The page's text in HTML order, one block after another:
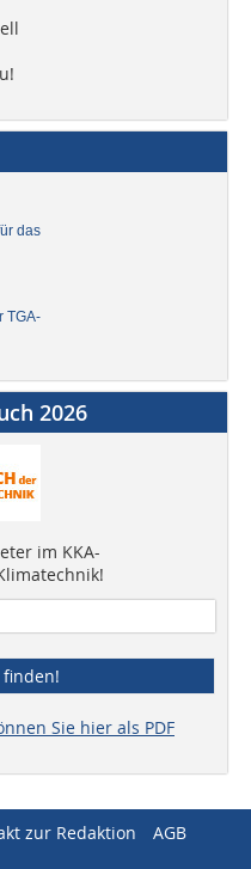
das
TGA-
2026
im KKA-
Sie hier als PDF
zur Redaktion
AGB